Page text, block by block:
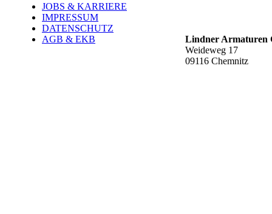
JOBS & KARRIERE
IMPRESSUM
DATENSCHUTZ
AGB & EKB
Lindner Armaturen
Weideweg 17
09116 Chemnitz